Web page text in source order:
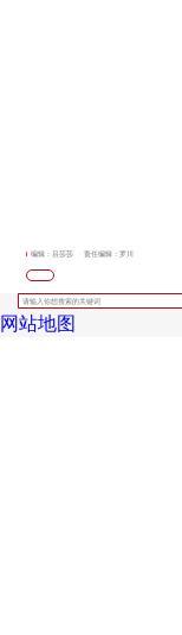
编辑：吕莎莎 责任编辑：罗川
网站地图